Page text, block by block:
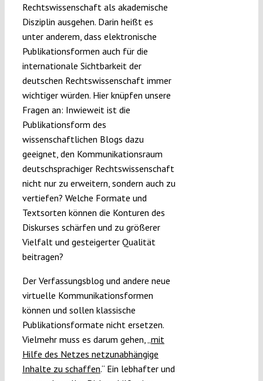
Rechtswissenschaft als akademische
Disziplin ausgehen. Darin heißt es
unter anderem, dass elektronische
Publikationsformen auch für die
internationale Sichtbarkeit der
deutschen Rechtswissenschaft immer
wichtiger würden. Hier knüpfen unsere
Fragen an: Inwieweit ist die
Publikationsform des
wissenschaftlichen Blogs dazu
geeignet, den Kommunikationsraum
deutschsprachiger Rechtswissenschaft
nicht nur zu erweitern, sondern auch zu
vertiefen? Welche Formate und
Textsorten können die Konturen des
Diskurses schärfen und zu größerer
Vielfalt und gesteigerter Qualität
beitragen?
Der Verfassungsblog und andere neue
virtuelle Kommunikationsformen
können und sollen klassische
Publikationsformate nicht ersetzen.
Vielmehr muss es darum gehen, „ mit
Hilfe des Netzes netzunabhängige
Inhalte zu schaffen.“ Ein lebhafter und